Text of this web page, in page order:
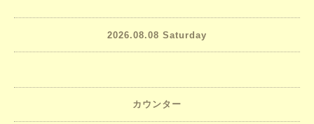
2026.08.08 Saturday
カウンター